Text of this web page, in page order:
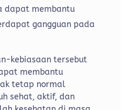
dapat membantu
gangguan pada
kebiasaan tersebut
membantu
tetap normal
sehat, aktif, dan